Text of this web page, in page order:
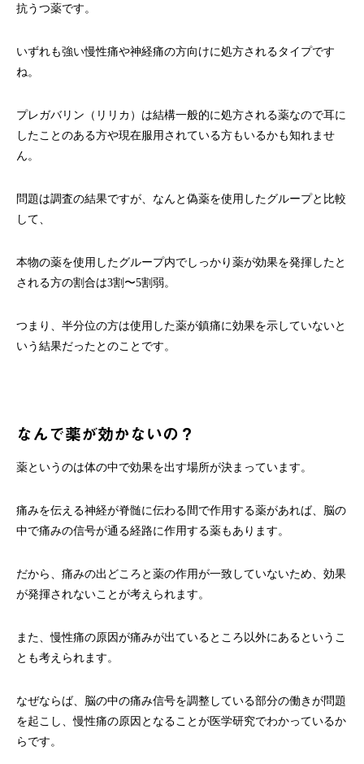
抗うつ薬です。
いずれも強い慢性痛や神経痛の方向けに処方されるタイプです
ね。
プレガバリン（リリカ）は結構一般的に処方される薬なので耳に
したことのある方や現在服用されている方もいるかも知れませ
ん。
問題は調査の結果ですが、なんと偽薬を使用したグループと比較
して、
本物の薬を使用したグループ内でしっかり薬が効果を発揮したと
される方の割合は3割〜5割弱。
つまり、半分位の方は使用した薬が鎮痛に効果を示していないと
いう結果だったとのことです。
なんで薬が効かないの？
薬というのは体の中で効果を出す場所が決まっています。
痛みを伝える神経が脊髄に伝わる間で作用する薬があれば、脳の
中で痛みの信号が通る経路に作用する薬もあります。
だから、痛みの出どころと薬の作用が一致していないため、効果
が発揮されないことが考えられます。
また、慢性痛の原因が痛みが出ているところ以外にあるというこ
とも考えられます。
なぜならば、脳の中の痛み信号を調整している部分の働きが問題
を起こし、慢性痛の原因となることが医学研究でわかっているか
らです。